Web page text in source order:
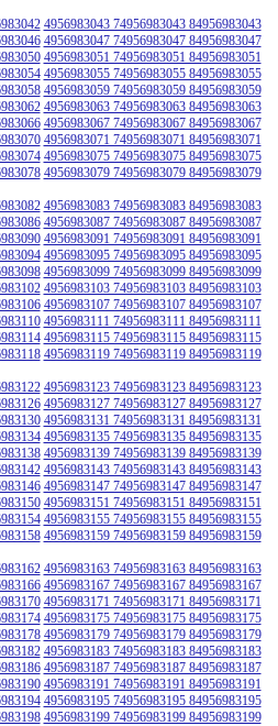
4956983043 74956983043 84956983043
4956983047 74956983047 84956983047
4956983051 74956983051 84956983051
4956983055 74956983055 84956983055
4956983059 74956983059 84956983059
4956983063 74956983063 84956983063
4956983067 74956983067 84956983067
4956983071 74956983071 84956983071
4956983075 74956983075 84956983075
4956983079 74956983079 84956983079
4956983083 74956983083 84956983083
4956983087 74956983087 84956983087
4956983091 74956983091 84956983091
4956983095 74956983095 84956983095
4956983099 74956983099 84956983099
4956983103 74956983103 84956983103
4956983107 74956983107 84956983107
4956983111 74956983111 84956983111
4956983115 74956983115 84956983115
4956983119 74956983119 84956983119
4956983123 74956983123 84956983123
4956983127 74956983127 84956983127
4956983131 74956983131 84956983131
4956983135 74956983135 84956983135
4956983139 74956983139 84956983139
4956983143 74956983143 84956983143
4956983147 74956983147 84956983147
4956983151 74956983151 84956983151
4956983155 74956983155 84956983155
4956983159 74956983159 84956983159
4956983163 74956983163 84956983163
4956983167 74956983167 84956983167
4956983171 74956983171 84956983171
4956983175 74956983175 84956983175
4956983179 74956983179 84956983179
4956983183 74956983183 84956983183
4956983187 74956983187 84956983187
4956983191 74956983191 84956983191
4956983195 74956983195 84956983195
4956983199 74956983199 84956983199